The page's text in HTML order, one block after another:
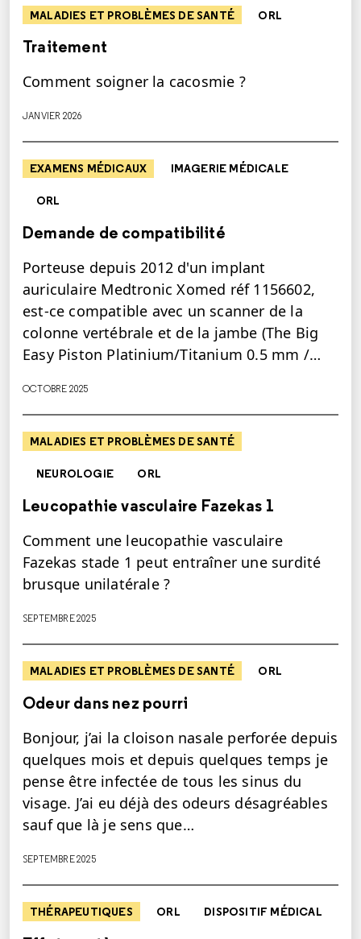
MALADIES ET PROBLÈMES DE SANTÉ ORL
Traitement
Comment soigner la cacosmie ?
JANVIER 2026
EXAMENS MÉDICAUX IMAGERIE MÉDICALE
ORL
Demande de compatibilité
Porteuse depuis 2012 d'un implant
auriculaire Medtronic Xomed réf 1156602,
est-ce compatible avec un scanner de la
colonne vertébrale et de la jambe (The Big
Easy Piston Platinium/Titanium 0.5 mm /…
OCTOBRE 2025
MALADIES ET PROBLÈMES DE SANTÉ
NEUROLOGIE ORL
Leucopathie vasculaire Fazekas 1
Comment une leucopathie vasculaire
Fazekas stade 1 peut entraîner une surdité
brusque unilatérale ?
SEPTEMBRE 2025
MALADIES ET PROBLÈMES DE SANTÉ ORL
Odeur dans nez pourri
Bonjour, j’ai la cloison nasale perforée depuis
quelques mois et depuis quelques temps je
pense être infectée de tous les sinus du
visage. J’ai eu déjà des odeurs désagréables
sauf que là je sens que…
SEPTEMBRE 2025
THÉRAPEUTIQUES ORL DISPOSITIF MÉDICAL